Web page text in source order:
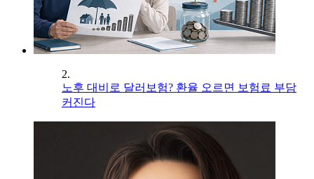
2.
노후 대비로 달러보험? 환율 오르면 보험료 부담
커진다